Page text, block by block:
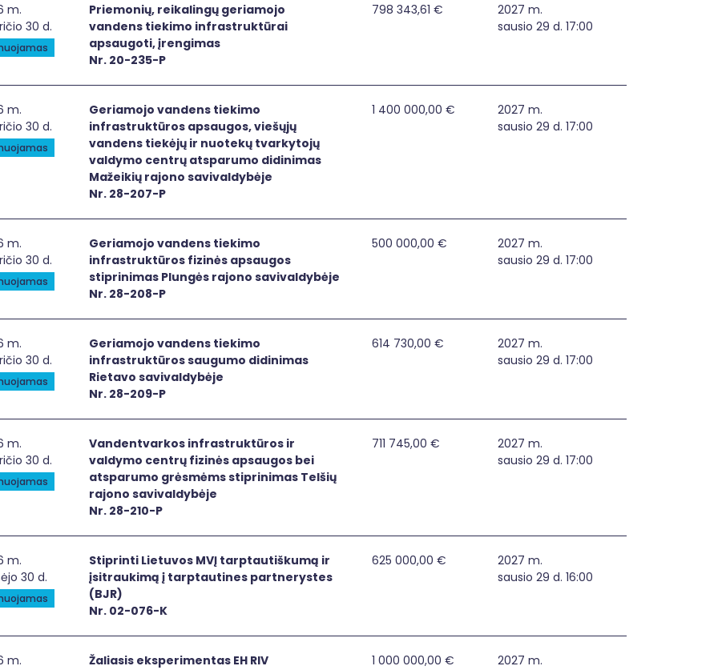
reikalingų geriamojo vandens tiekimo infrastruktūrai apsaugoti, įrengimas
m.
30 d.
Priemonių, reikalingų geriamojo
vandens tiekimo infrastruktūrai
apsaugoti, įrengimas
Nr. 20-235-P
798 343,61 €
2027 m.
sausio 29 d. 17:00
vandens tiekimo infrastruktūros apsaugos, viešųjų vandens tiekėjų ir nuotekų tvarkytojų valdymo centrų
m.
30 d.
Geriamojo vandens tiekimo
infrastruktūros apsaugos, viešųjų
vandens tiekėjų ir nuotekų tvarkytojų
valdymo centrų atsparumo didinimas
Mažeikių rajono savivaldybėje
Nr. 28-207-P
1 400 000,00 €
2027 m.
sausio 29 d. 17:00
vandens tiekimo infrastruktūros fizinės apsaugos stiprinimas Plungės rajono savivaldybėje
m.
30 d.
Geriamojo vandens tiekimo
infrastruktūros fizinės apsaugos
stiprinimas Plungės rajono savivaldybėje
Nr. 28-208-P
500 000,00 €
2027 m.
sausio 29 d. 17:00
vandens tiekimo infrastruktūros saugumo didinimas Rietavo savivaldybėje
m.
30 d.
Geriamojo vandens tiekimo
infrastruktūros saugumo didinimas
Rietavo savivaldybėje
Nr. 28-209-P
614 730,00 €
2027 m.
sausio 29 d. 17:00
infrastruktūros ir valdymo centrų fizinės apsaugos bei atsparumo grėsmėms stiprinimas Telšių rajono
m.
30 d.
Vandentvarkos infrastruktūros ir
valdymo centrų fizinės apsaugos bei
atsparumo grėsmėms stiprinimas Telšių
rajono savivaldybėje
Nr. 28-210-P
711 745,00 €
2027 m.
sausio 29 d. 17:00
Lietuvos MVĮ tarptautiškumą ir įsitraukimą į tarptautines partnerystes (BJR)
m.
30 d.
Stiprinti Lietuvos MVĮ tarptautiškumą ir
įsitraukimą į tarptautines partnerystes
(BJR)
Nr. 02-076-K
625 000,00 €
2027 m.
sausio 29 d. 16:00
eksperimentas EH RIV
m.
Žaliasis eksperimentas EH RIV
1 000 000,00 €
2027 m.